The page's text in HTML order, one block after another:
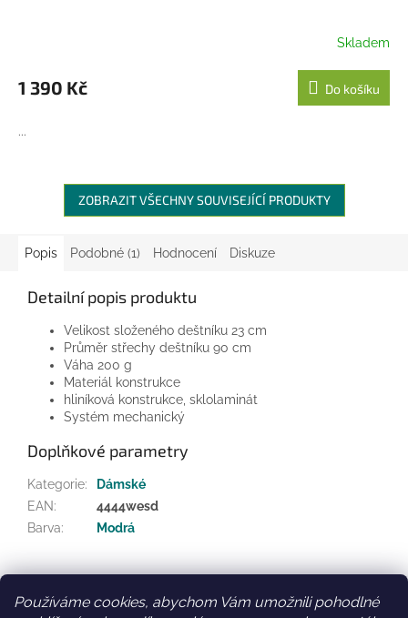
Používáme cookies, abychom Vám umožnili pohodlné
Skladem
1 390 Kč Do košíku
...
ZOBRAZIT VŠECHNY SOUVISEJÍCÍ PRODUKTY
Popis Podobné (1) Hodnocení Diskuze
Detailní popis produktu
Velikost složeného deštníku 23 cm
Průměr střechy deštníku 90 cm
Váha 200 g
Materiál konstrukce
hliníková konstrukce, sklolaminát
Systém mechanický
Doplňkové parametry
Kategorie:
Dámské
EAN:
4444wesd
Barva: Modrá
Z
Facebook Věrnostní slevy